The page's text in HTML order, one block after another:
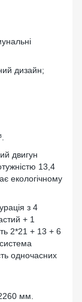
дизайн;
двигун
13,4
екологічному
з 4
+ 1
2*21 + 13 + 6
одночасних
мм.